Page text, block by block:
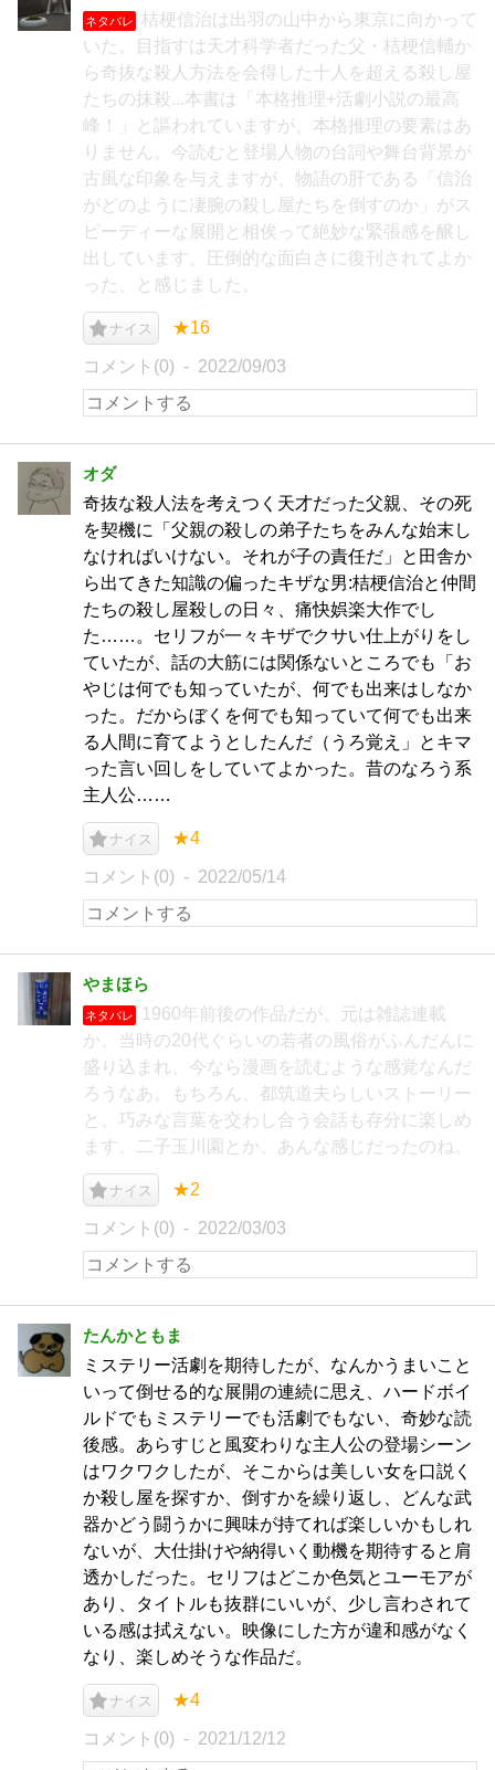
ネタバレ
桔梗信治は出羽の山中から東京に向かって
いた。目指すは天才科学者だった父・桔梗信輔か
ら奇抜な殺人方法を会得した十人を超える殺し屋
たちの抹殺...本書は「本格推理+活劇小説の最高
峰！」と謳われていますが、本格推理の要素はあ
りません。今読むと登場人物の台詞や舞台背景が
古風な印象を与えますが、物語の肝である「信治
がどのように凄腕の殺し屋たちを倒すのか」がス
ピーディーな展開と相俟って絶妙な緊張感を醸し
出しています。圧倒的な面白さに復刊されてよか
った、と感じました。
ナイス ★16
コメント(0) 2022/09/03
オダ
奇抜な殺人法を考えつく天才だった父親、その死
を契機に「父親の殺しの弟子たちをみんな始末し
なければいけない。それが子の責任だ」と田舎か
ら出てきた知識の偏ったキザな男:桔梗信治と仲間
たちの殺し屋殺しの日々、痛快娯楽大作でし
た……。セリフが一々キザでクサい仕上がりをし
ていたが、話の大筋には関係ないところでも「お
やじは何でも知っていたが、何でも出来はしなか
った。だからぼくを何でも知っていて何でも出来
る人間に育てようとしたんだ（うろ覚え」とキマ
った言い回しをしていてよかった。昔のなろう系
主人公……
ナイス ★4
コメント(0) 2022/05/14
やまほら
ネタバレ
1960年前後の作品だが、元は雑誌連載
か。当時の20代ぐらいの若者の風俗がふんだんに
盛り込まれ、今なら漫画を読むような感覚なんだ
ろうなあ。もちろん、都筑道夫らしいストーリー
と、巧みな言葉を交わし合う会話も存分に楽しめ
ます。二子玉川園とか、あんな感じだったのね。
ナイス ★2
コメント(0) 2022/03/03
たんかともま
ミステリー活劇を期待したが、なんかうまいこと
いって倒せる的な展開の連続に思え、ハードボイ
ルドでもミステリーでも活劇でもない、奇妙な読
後感。あらすじと風変わりな主人公の登場シーン
はワクワクしたが、そこからは美しい女を口説く
か殺し屋を探すか、倒すかを繰り返し、どんな武
器かどう闘うかに興味が持てれば楽しいかもしれ
ないが、大仕掛けや納得いく動機を期待すると肩
透かしだった。セリフはどこか色気とユーモアが
あり、タイトルも抜群にいいが、少し言わされて
いる感は拭えない。映像にした方が違和感がなく
なり、楽しめそうな作品だ。
ナイス ★4
コメント(0) 2021/12/12